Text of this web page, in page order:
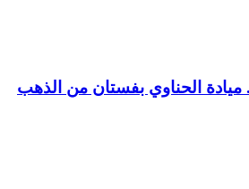
الحناوي بفستان من الذهب